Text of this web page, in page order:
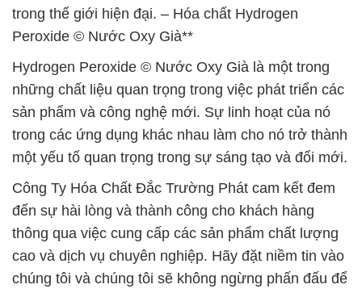
trong thế giới hiện đại. – Hóa chất Hydrogen
Peroxide © Nước Oxy Già**
Hydrogen Peroxide © Nước Oxy Già là một trong
những chất liệu quan trọng trong việc phát triển các
sản phẩm và công nghệ mới. Sự linh hoạt của nó
trong các ứng dụng khác nhau làm cho nó trở thành
một yếu tố quan trọng trong sự sáng tạo và đổi mới.
Công Ty Hóa Chất Đắc Trường Phát cam kết đem
đến sự hài lòng và thành công cho khách hàng
thông qua việc cung cấp các sản phẩm chất lượng
cao và dịch vụ chuyên nghiệp. Hãy đặt niềm tin vào
chúng tôi và chúng tôi sẽ không ngừng phấn đấu để